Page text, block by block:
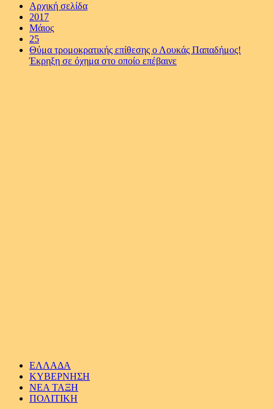
Αρχική σελίδα
2017
Μάιος
25
Θύμα τρομοκρατικής επίθεσης ο Λουκάς Παπαδήμος!
Έκρηξη σε όχημα στο οποίο επέβαινε
ΕΛΛΑΔΑ
ΚΥΒΕΡΝΗΣΗ
ΝΕΑ ΤΑΞΗ
ΠΟΛΙΤΙΚΗ